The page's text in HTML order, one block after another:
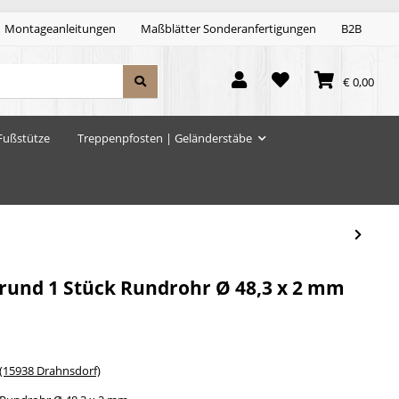
Montageanleitungen Maßblätter Sonderanfertigungen B2B
€ 0,00
Treppenpfosten | Geländerstäbe
1 Stück Rundrohr Ø 48,3 x 2 mm
Drahnsdorf)